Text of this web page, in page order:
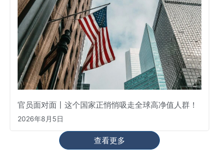
官员面对面丨这个国家正悄悄吸走全球高净值人群！
2026年8月5日
查看更多